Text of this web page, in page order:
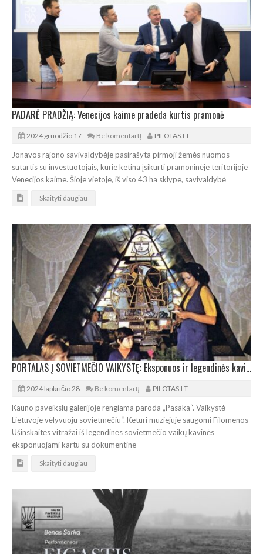
PADARĖ PRADŽIĄ: Venecijos kaime pradeda kurtis pramonė
2024 gruodžio 17 Be komentarų PILOTAS.LT
Jonavos rajono savivaldybėje pasirašyta pirmoji žemės nuomos
sutartis su investuotojais, kurie ketina įsikurti pramoninėje teritorijoje
Venecijos kaime. Šioje vietoje, iš viso 43 ha sklype, savivaldybė
Skaityti daugiau
PORTALAS Į SOVIETMEČIO VAIKYSTĘ: Eksponuos ir legendinės kavinės „Pasaka“ restauruotus vitražus
2024 lapkričio 28 Be komentarų PILOTAS.LT
Kauno paveikslų galerijoje rengiama paroda „Pasaka“. Vaikystė
Lietuvoje vėlyvuoju sovietmečiu“. Keturi muziejuje saugomi Filomenos
Ušinskaitės vitražai iš legendinės sovietmečio vaikų kavinės
eksponuojami kartu su dokumentine
Skaityti daugiau